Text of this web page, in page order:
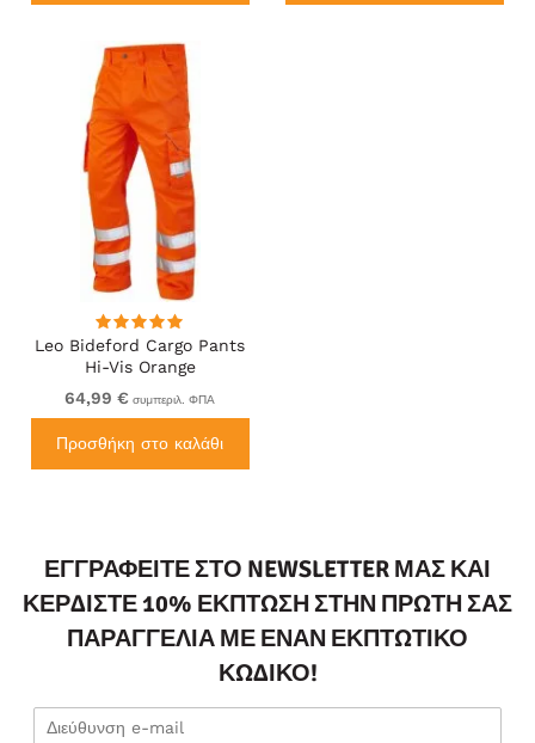
Leo Bideford Cargo Pants
Hi-Vis Orange
64,99 € συμπεριλ. ΦΠΑ
Προσθήκη στο καλάθι
ΕΓΓΡΑΦΕΊΤΕ ΣΤΟ NEWSLETTER ΜΑΣ ΚΑΙ
ΚΕΡΔΊΣΤΕ 10% ΈΚΠΤΩΣΗ ΣΤΗΝ ΠΡΏΤΗ ΣΑΣ
ΠΑΡΑΓΓΕΛΊΑ ΜΕ ΈΝΑΝ ΕΚΠΤΩΤΙΚΌ
ΚΩΔΙΚΌ!